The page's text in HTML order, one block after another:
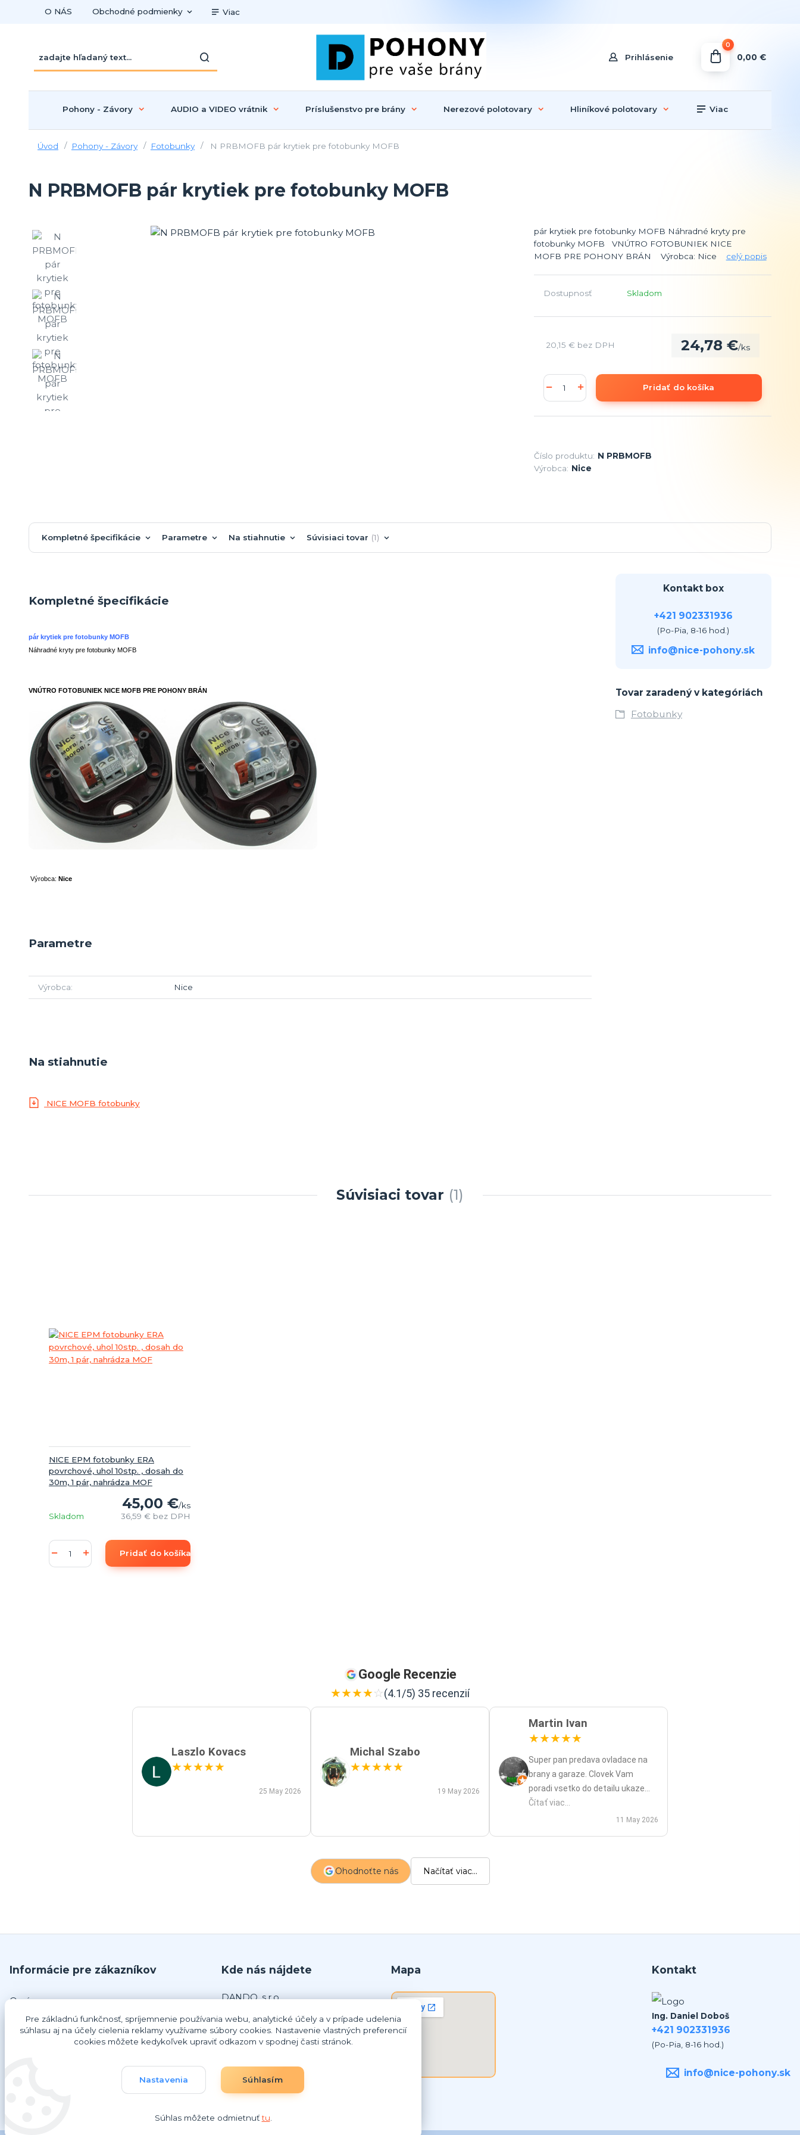
O NÁS Obchodné podmienky Viac
Prihlásenie
0
0,00 €
Pohony - Závory AUDIO a VIDEO vrátnik Príslušenstvo pre brány Nerezové polotovary Hliníkové polotovary Viac
Úvod Pohony - Závory Fotobunky N PRBMOFB pár krytiek pre fotobunky MOFB
N PRBMOFB pár krytiek pre fotobunky MOFB
pár krytiek pre fotobunky MOFB Náhradné kryty pre
fotobunky MOFB VNÚTRO FOTOBUNIEK NICE
MOFB PRE POHONY BRÁN Výrobca: Nice celý popis
Dostupnosť Skladom
24,78 €/ks
20,15 € bez DPH
Pridať do košíka
Číslo produktu: N PRBMOFB
Výrobca: Nice
Kompletné špecifikácie Parametre Na stiahnutie Súvisiaci tovar 1
Kompletné špecifikácie
pár krytiek pre fotobunky MOFB
Náhradné kryty pre fotobunky MOFB
VNÚTRO FOTOBUNIEK NICE MOFB PRE POHONY BRÁN
Výrobca: Nice
Parametre
Výrobca Nice
Kontakt box
+421 902331936
(Po-Pia, 8-16 hod.)
info@nice-pohony.sk
Tovar zaradený v kategóriách
Fotobunky
Na stiahnutie
NICE MOFB fotobunky
Súvisiaci tovar 1
NICE EPM fotobunky ERA
povrchové, uhol 10stp. , dosah do
30m, 1 pár, nahrádza MOF
45,00 €/ks
36,59 € bez DPH
Skladom
Pridať do košíka
Google Recenzie
★★★★☆(4.1/5) 35 recenzií
Laszlo Kovacs
★★★★★
25 May 2026
Michal Szabo
★★★★★
19 May 2026
Martin Ivan
★★★★★
Super pan predava ovladace na
brany a garaze. Clovek Vam
poradi vsetko do detailu ukaze
popripade nadstavy priamo na
mieste a ked uz nahodou to nejde
Čítať viac...
11 May 2026
Ohodnoťte nás Načítať viac...
Informácie pre zákazníkov
O nás
Obchodné podmienky
Odstúpenie od zmluvy
Kde nás nájdete
DANDO, s.r.o.
925 63 Dolná Streda
IČO: 47348 259
IČ DPH: SK2023837948
Mapa Kontakt
Ing. Daniel Doboš
+421 902331936
(Po-Pia, 8-16 hod.)
info@nice-pohony.sk
Pre základnú funkčnosť, spríjemnenie používania webu, analytické účely a v prípade udelenia
súhlasu aj na účely cielenia reklamy využívame súbory cookies. Nastavenie vlastných preferencií
cookies môžete kedykoľvek upraviť odkazom v spodnej časti stránok.
Nastavenia Súhlasím
Súhlas môžete odmietnuťtu